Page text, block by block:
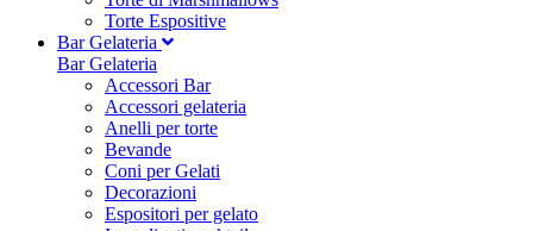
Torte Espositive
Bar Gelateria
Bar Gelateria
Accessori Bar
Accessori gelateria
Anelli per torte
Bevande
Coni per Gelati
Decorazioni
Espositori per gelato